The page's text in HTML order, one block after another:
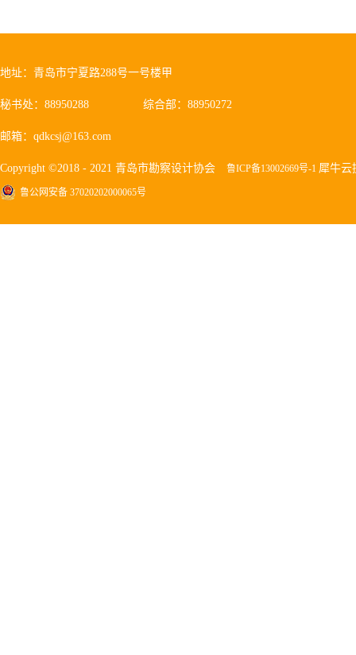
求积极组织开展行业调研，系统分
地址：青岛市宁夏路288号一号楼甲
秘书处：88950288 综合部：88950272
邮箱：qdkcsj@163.com
Copyright ©2018 - 2021 青岛市勘察设计协会 鲁ICP备13002669号-1 犀牛云
鲁公网安备 37020202000065号